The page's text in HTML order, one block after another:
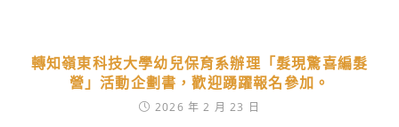
轉知嶺東科技大學幼兒保育系辦理「髮現驚喜編髮
營」活動企劃書，歡迎踴躍報名參加。
2026 年 2 月 23 日